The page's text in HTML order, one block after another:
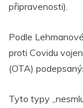
připravenosti).
Podle
proti Covidu
(OTA)
Tyto typy